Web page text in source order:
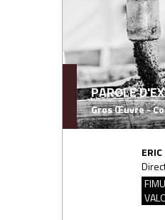
PAROLE
Gros Œuvre -
ERIC